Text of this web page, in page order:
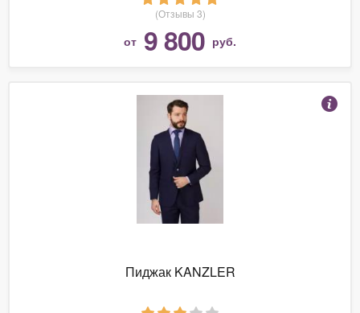
(Отзывы 3)
от 9 800 руб.
Пиджак KANZLER